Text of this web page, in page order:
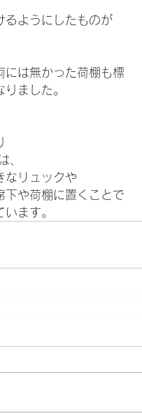
るようにしたものが
には無かった荷棚も標
ました。
、
なリュックや
下や荷棚に置くことで
ます。